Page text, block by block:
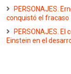
PERSONAJES.
conquistó el fracaso
PERSONAJES.
Einstein en el